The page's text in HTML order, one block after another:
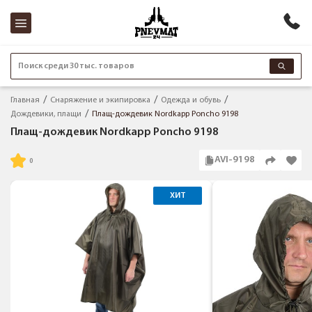
Поиск среди 30 тыс. товаров
Главная Снаряжение и экипировка
Одежда и обувь
Дождевики, плащи
Плащ-дождевик Nordkapp Poncho 9198
Плащ-дождевик Nordkapp Poncho 9198
AVI-9198
ХИТ